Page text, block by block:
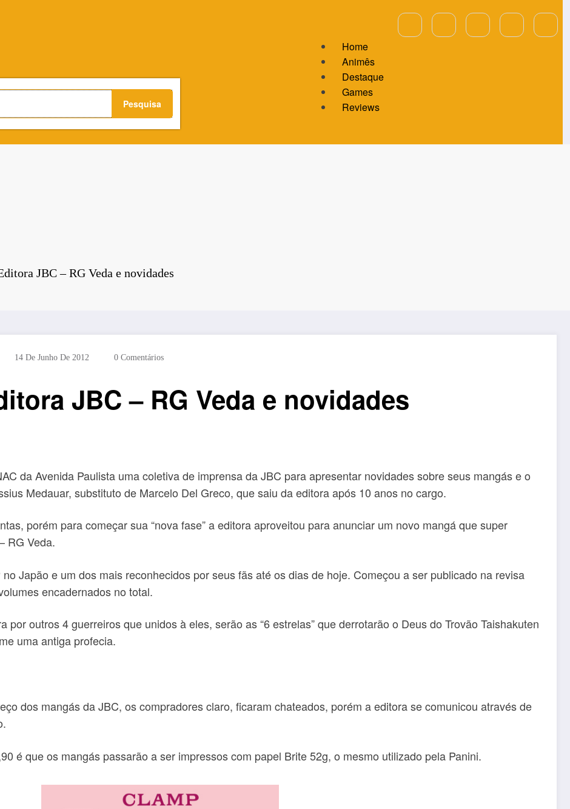
Home
Animês
Destaque
Games
Reviews
JBC – RG Veda e novidades
14 De Junho De 2012 0 Comentários
JBC – RG Veda e novidades
da Avenida Paulista uma coletiva de imprensa da JBC para apresentar novidades sobre seus mangás e o
Medauar, substituto de Marcelo Del Greco, que saiu da editora após 10 anos no cargo.
porém para começar sua “nova fase” a editora aproveitou para anunciar um novo mangá que super
RG Veda.
Japão e um dos mais reconhecidos por seus fãs até os dias de hoje. Começou a ser publicado na revisa
encadernados no total.
por outros 4 guerreiros que unidos à eles, serão as “6 estrelas” que derrotarão o Deus do Trovão Taishakuten
uma antiga profecia.
dos mangás da JBC, os compradores claro, ficaram chateados, porém a editora se comunicou através de
é que os mangás passarão a ser impressos com papel Brite 52g, o mesmo utilizado pela Panini.